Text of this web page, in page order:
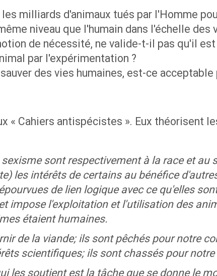
milliards d'animaux tués par l'Homme
niveau que l'humain dans l'échelle des
de nécessité, ne valide-t-il pas qu'il
par l'expérimentation ?
des vies humaines, est-ce
« Cahiers antispécistes ». Eux théorisent
sont respectivement à la race et au
les intérêts de certains au bénéfice
de lien logique avec ce qu'elles
impose l'exploitation et l'utilisation des
étaient humaines.
de la viande; ils sont pêchés pour notre
scientifiques; ils sont chassés pour
les soutient est la tâche que se donne le